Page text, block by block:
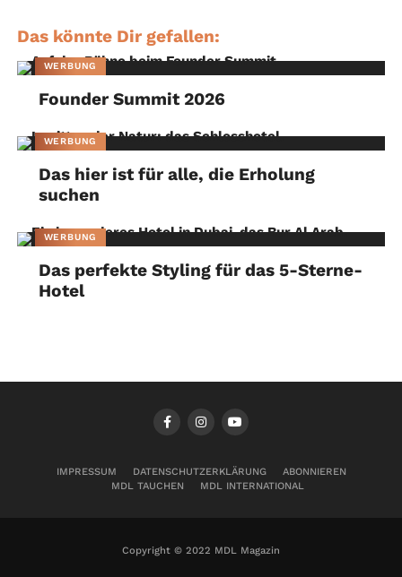
Das könnte Dir gefallen:
WERBUNG
Founder Summit 2026
WERBUNG
Das hier ist für alle, die Erholung
suchen
WERBUNG
Das perfekte Styling für das 5-Sterne-
Hotel
IMPRESSUM DATENSCHUTZERKLÄRUNG
ABONNIEREN
MDL TAUCHEN
MDL INTERNATIONAL
Copyright © 2022 MDL Magazin